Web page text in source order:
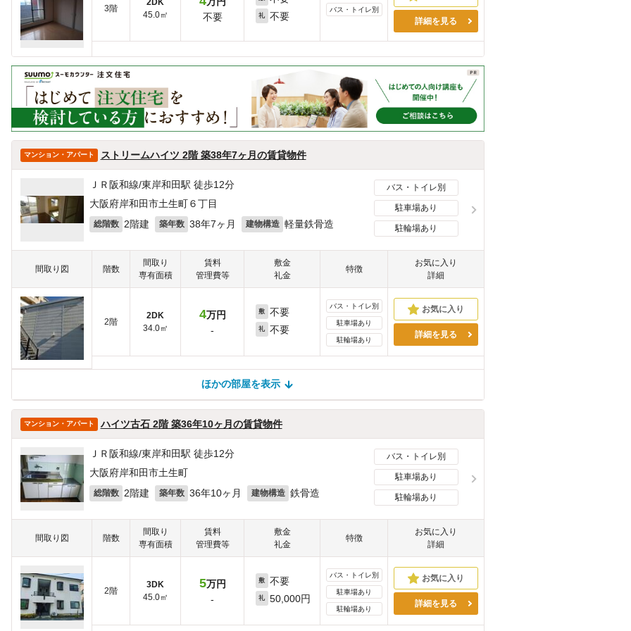
3階
45.0㎡
不要
礼 不要
バス・トイレ別
詳細を見る
マンション・アパート ストリームハイツ 2階 築38年7ヶ月の賃貸物件
ＪＲ阪和線/東岸和田駅 徒歩12分
大阪府岸和田市土生町６丁目
総階数 2階建 築年数 38年7ヶ月 建物構造 軽量鉄骨造
バス・トイレ別
駐車場あり
駐輪場あり
間取り図 階数
間取り
専有面積
賃料
管理費等
敷金
礼金
特徴
お気に入り
詳細
2階
2DK
34.0㎡
4万円
-
敷 不要
礼 不要
バス・トイレ別
駐車場あり
駐輪場あり
詳細を見る
ほかの部屋を表示
ほかの部屋は見つかりませんでした
マンション・アパート ハイツ古石 2階 築36年10ヶ月の賃貸物件
ＪＲ阪和線/東岸和田駅 徒歩12分
大阪府岸和田市土生町
総階数 2階建 築年数 36年10ヶ月 建物構造 鉄骨造
バス・トイレ別
駐車場あり
駐輪場あり
間取り図 階数
間取り
専有面積
賃料
管理費等
敷金
礼金
特徴
お気に入り
詳細
2階
3DK
45.0㎡
5万円
-
敷 不要
礼 50,000円
バス・トイレ別
駐車場あり
駐輪場あり
詳細を見る